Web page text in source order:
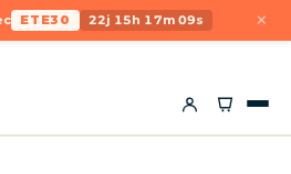
ETE30 22j 15h 17m 09s ×